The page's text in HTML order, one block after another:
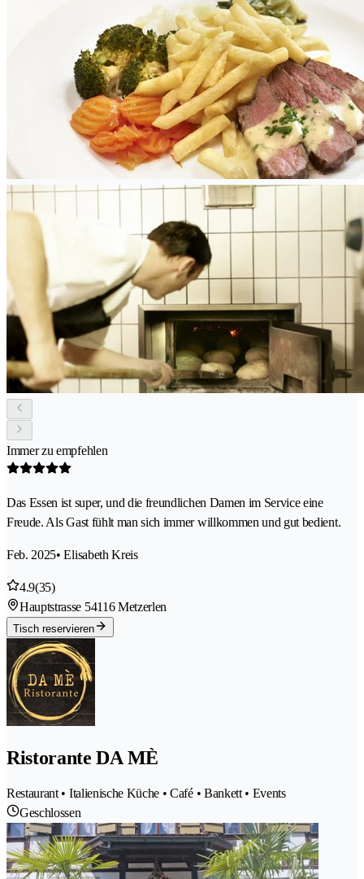
Immer zu empfehlen
Das Essen ist super, und die freundlichen Damen im Service eine
Freude. Als Gast fühlt man sich immer willkommen und gut bedient.
Feb. 2025• Elisabeth Kreis
4.9(35)
Hauptstrasse 54116 Metzerlen
Tisch reservieren
Ristorante DA MÈ
Restaurant • Italienische Küche • Café • Bankett • Events
Geschlossen